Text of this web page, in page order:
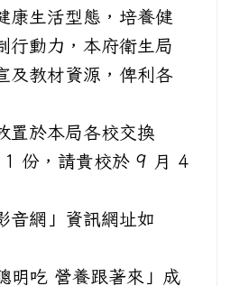
康生活型態，培養健
行動力，本府衛生局
及教材資源，俾利各
置於本局各校交換
份，請貴校於 9 月 4
音網」資訊網址如
明吃 營養跟著來」成